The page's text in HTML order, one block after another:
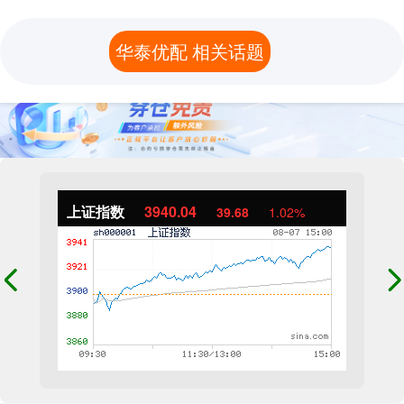
上证指数 3940.04 39.68 1.02%
华泰优配 相关话题